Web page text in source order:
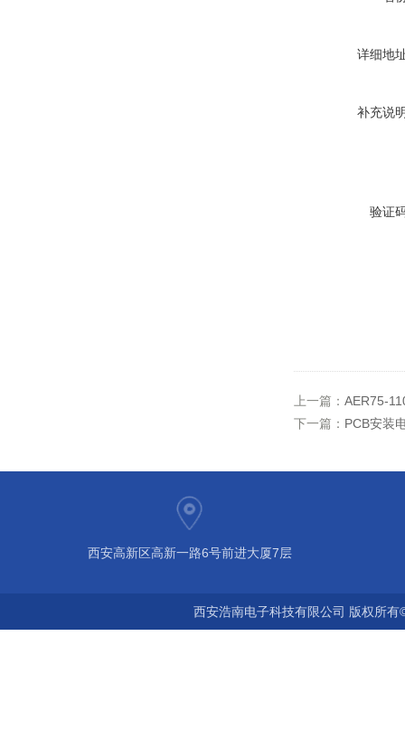
详细地
补充说
验证
上一篇： AER75-
下一篇： PCB安装
西安高新区高新一路6号前进大厦7层
西安浩南电子科技有限公司 版权所